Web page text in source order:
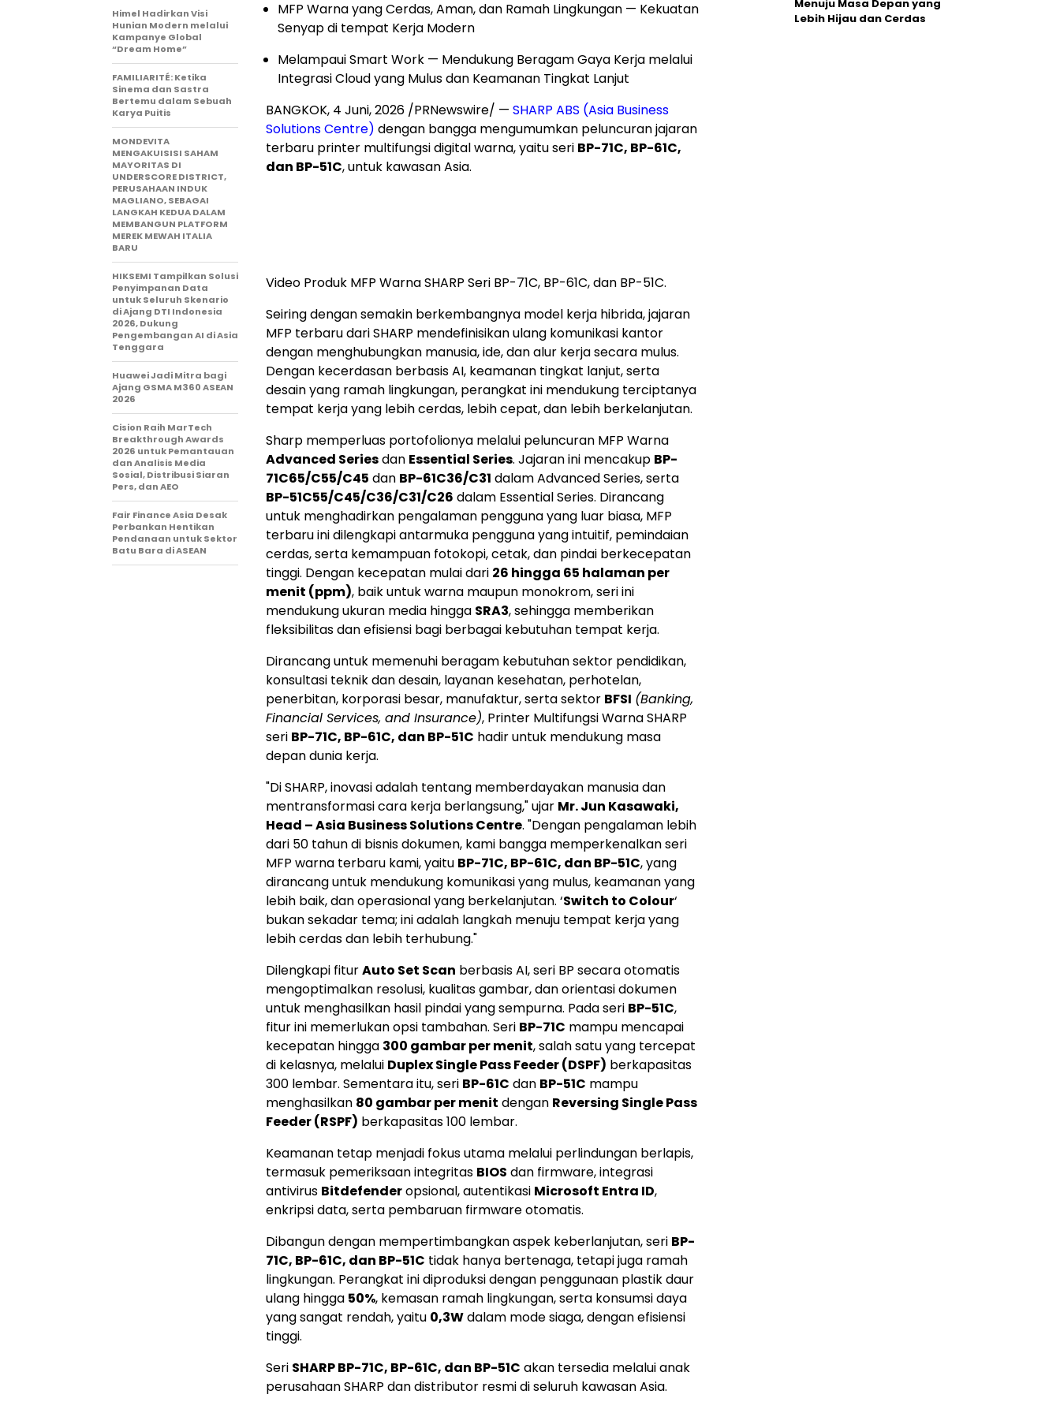
MFP Warna yang Cerdas, Aman, dan Ramah Lingkungan — Kekuatan
Senyap di tempat Kerja Modern
Melampaui Smart Work — Mendukung Beragam Gaya Kerja melalui
Integrasi Cloud yang Mulus dan Keamanan Tingkat Lanjut
BANGKOK, 4 Juni, 2026 /PRNewswire/ — SHARP ABS (Asia Business
Solutions Centre) dengan bangga mengumumkan peluncuran jajaran
terbaru printer multifungsi digital warna, yaitu seri BP-71C, BP-61C,
dan BP-51C, untuk kawasan Asia.
Video Produk MFP Warna SHARP Seri BP-71C, BP-61C, dan BP-51C.
Seiring dengan semakin berkembangnya model kerja hibrida, jajaran
MFP terbaru dari SHARP mendefinisikan ulang komunikasi kantor
dengan menghubungkan manusia, ide, dan alur kerja secara mulus.
Dengan kecerdasan berbasis AI, keamanan tingkat lanjut, serta
desain yang ramah lingkungan, perangkat ini mendukung terciptanya
tempat kerja yang lebih cerdas, lebih cepat, dan lebih berkelanjutan.
Sharp memperluas portofolionya melalui peluncuran MFP Warna
Advanced Seriesdan Essential Series. Jajaran ini mencakup BP-
71C65/C55/C45 dan BP-61C36/C31 dalam Advanced Series, serta
BP-51C55/C45/C36/C31/C26 dalam Essential Series. Dirancang
untuk menghadirkan pengalaman pengguna yang luar biasa, MFP
terbaru ini dilengkapi antarmuka pengguna yang intuitif, pemindaian
cerdas, serta kemampuan fotokopi, cetak, dan pindai berkecepatan
tinggi. Dengan kecepatan mulai dari 26 hingga 65 halaman per
menit (ppm), baik untuk warna maupun monokrom, seri ini
mendukung ukuran media hingga SRA3, sehingga memberikan
fleksibilitas dan efisiensi bagi berbagai kebutuhan tempat kerja.
Dirancang untuk memenuhi beragam kebutuhan sektor pendidikan,
konsultasi teknik dan desain, layanan kesehatan, perhotelan,
penerbitan, korporasi besar, manufaktur, serta sektor BFSI (Banking,
Financial Services, and Insurance), Printer Multifungsi Warna SHARP
seri BP-71C, BP-61C, dan BP-51C hadir untuk mendukung masa
depan dunia kerja.
"Di SHARP, inovasi adalah tentang memberdayakan manusia dan
mentransformasi cara kerja berlangsung," ujar Mr. Jun Kasawaki,
Head – Asia Business Solutions Centre. "Dengan pengalaman lebih
dari 50 tahun di bisnis dokumen, kami bangga memperkenalkan seri
MFP warna terbaru kami, yaitu BP-71C, BP-61C, dan BP-51C, yang
dirancang untuk mendukung komunikasi yang mulus, keamanan yang
lebih baik, dan operasional yang berkelanjutan. ‘Switch to Colour‘
bukan sekadar tema; ini adalah langkah menuju tempat kerja yang
lebih cerdas dan lebih terhubung."
Dilengkapi fiturAuto Set Scan berbasis AI, seri BP secara otomatis
mengoptimalkan resolusi, kualitas gambar, dan orientasi dokumen
untuk menghasilkan hasil pindai yang sempurna. Pada seri BP-51C,
fitur ini memerlukan opsi tambahan. Seri BP-71C mampu mencapai
kecepatan hingga 300 gambar per menit, salah satu yang tercepat
di kelasnya, melalui Duplex Single Pass Feeder (DSPF) berkapasitas
300 lembar. Sementara itu, seri BP-61C dan BP-51C mampu
menghasilkan 80 gambar per menit dengan Reversing Single Pass
Feeder (RSPF) berkapasitas 100 lembar.
Keamanan tetap menjadi fokus utama melalui perlindungan berlapis,
termasuk pemeriksaan integritas BIOS dan firmware, integrasi
antivirus Bitdefenderopsional, autentikasi Microsoft Entra ID,
enkripsi data, serta pembaruan firmware otomatis.
Dibangun dengan mempertimbangkan aspek keberlanjutan, seri BP-
71C, BP-61C, dan BP-51C tidak hanya bertenaga, tetapi juga ramah
lingkungan. Perangkat ini diproduksi dengan penggunaan plastik daur
ulang hingga 50%, kemasan ramah lingkungan, serta konsumsi daya
yang sangat rendah, yaitu 0,3Wdalam mode siaga, dengan efisiensi
tinggi.
Seri SHARP BP-71C, BP-61C, dan BP-51C akan tersedia melalui anak
perusahaan SHARP dan distributor resmi di seluruh kawasan Asia.
Himel Hadirkan Visi
Hunian Modern melalui
Kampanye Global
“Dream Home”
FAMILIARITÉ: Ketika
Sinema dan Sastra
Bertemu dalam Sebuah
Karya Puitis
MONDEVITA
MENGAKUISISI SAHAM
MAYORITAS DI
UNDERSCORE DISTRICT,
PERUSAHAAN INDUK
MAGLIANO, SEBAGAI
LANGKAH KEDUA DALAM
MEMBANGUN PLATFORM
MEREK MEWAH ITALIA
BARU
HIKSEMI Tampilkan Solusi
Penyimpanan Data
untuk Seluruh Skenario
di Ajang DTI Indonesia
2026, Dukung
Pengembangan AI di Asia
Tenggara
Huawei Jadi Mitra bagi
Ajang GSMA M360 ASEAN
2026
Cision Raih MarTech
Breakthrough Awards
2026 untuk Pemantauan
dan Analisis Media
Sosial, Distribusi Siaran
Pers, dan AEO
Fair Finance Asia Desak
Perbankan Hentikan
Pendanaan untuk Sektor
Batu Bara di ASEAN
Menuju Masa Depan yang
Lebih Hijau dan Cerdas